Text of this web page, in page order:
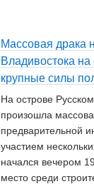
Массовая драка
Владивостока
крупные силы
На острове
произошла
предварительной
участием
начался вечером
место среди